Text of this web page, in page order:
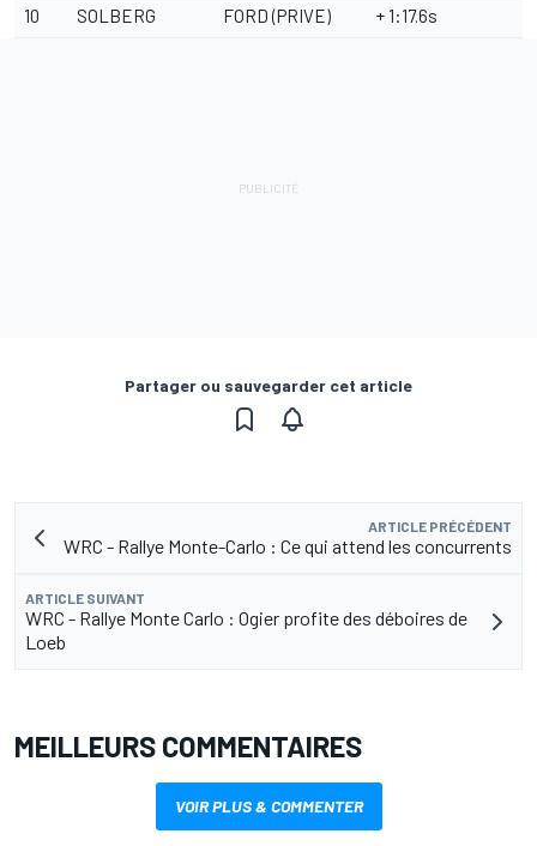
10 SOLBERG FORD (PRIVE) + 1:17.6s
Partager ou sauvegarder cet article
ARTICLE PRÉCÉDENT
WRC - Rallye Monte-Carlo : Ce qui attend les concurrents
ARTICLE SUIVANT
WRC - Rallye Monte Carlo : Ogier profite des déboires de
Loeb
MEILLEURS COMMENTAIRES
VOIR PLUS & COMMENTER